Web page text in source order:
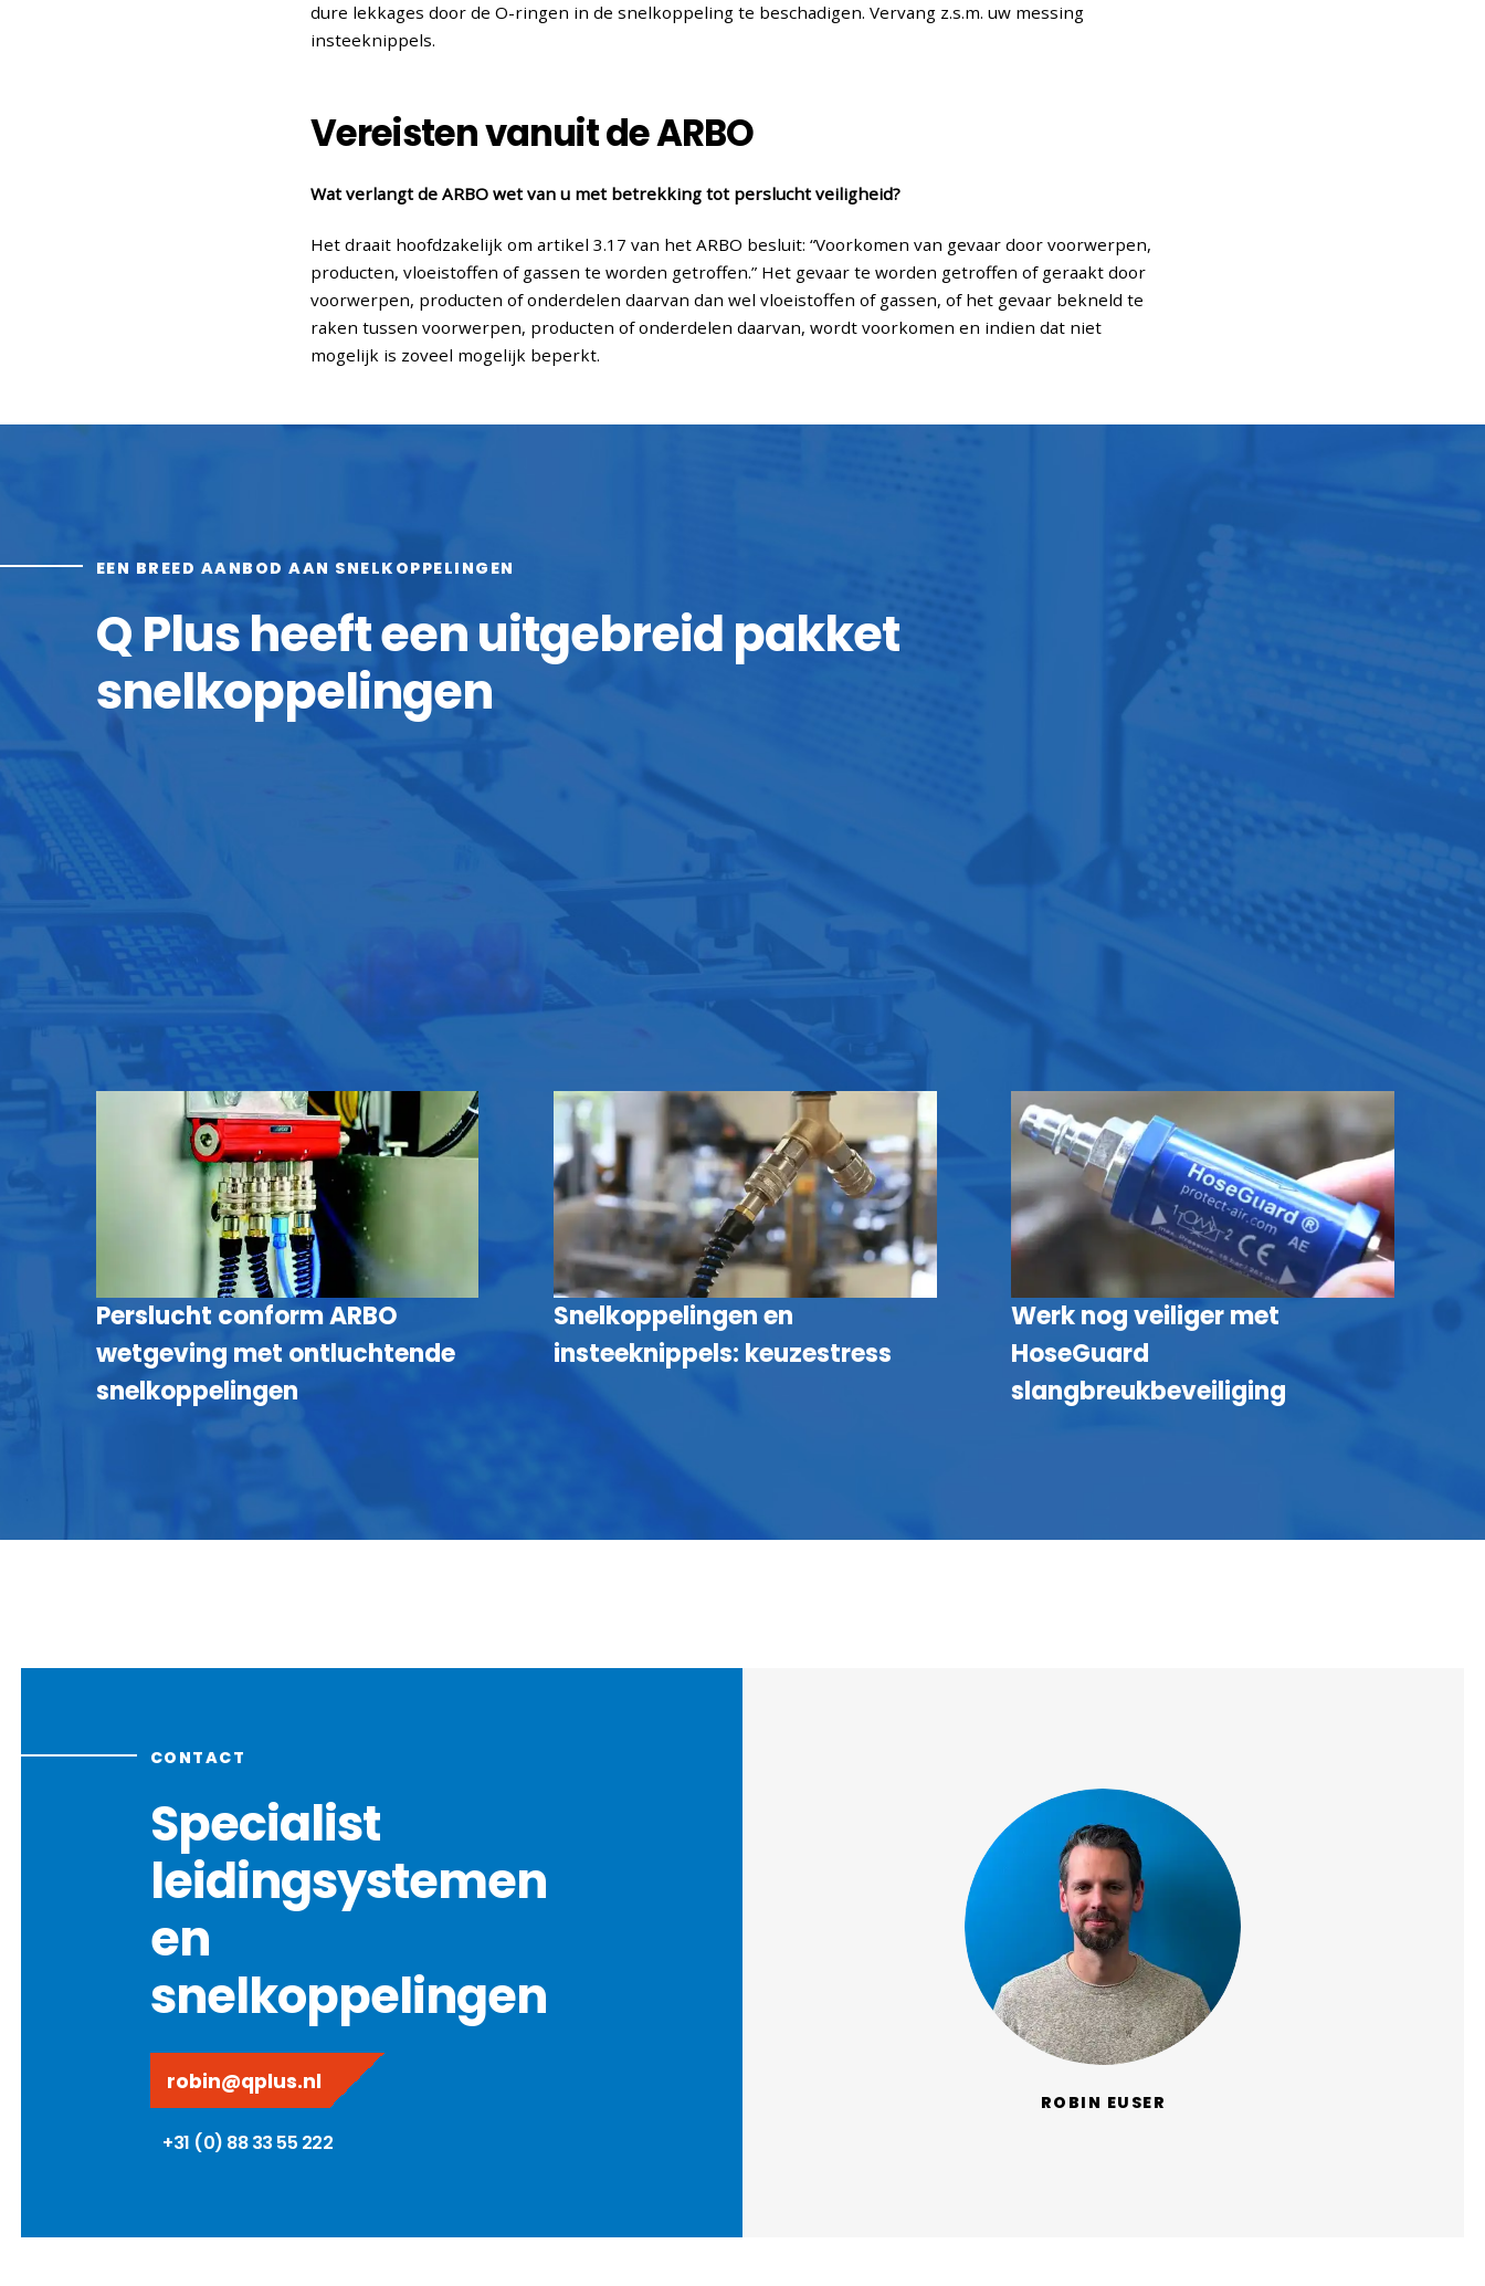
dure lekkages door de O-ringen in de snelkoppeling te beschadigen. Vervang z.s.m. uw messing
insteeknippels.
Vereisten vanuit de ARBO
Wat verlangt de ARBO wet van u met betrekking tot perslucht veiligheid?
Het draait hoofdzakelijk om artikel 3.17 van het ARBO besluit: “Voorkomen van gevaar door voorwerpen,
producten, vloeistoffen of gassen te worden getroffen.” Het gevaar te worden getroffen of geraakt door
voorwerpen, producten of onderdelen daarvan dan wel vloeistoffen of gassen, of het gevaar bekneld te
raken tussen voorwerpen, producten of onderdelen daarvan, wordt voorkomen en indien dat niet
mogelijk is zoveel mogelijk beperkt.
EEN BREED AANBOD AAN SNELKOPPELINGEN
Q Plus heeft een uitgebreid pakket
snelkoppelingen
Perslucht conform ARBO
wetgeving met ontluchtende
snelkoppelingen
Snelkoppelingen en
insteeknippels: keuzestress
Werk nog veiliger met
HoseGuard
slangbreukbeveiliging
CONTACT
Specialist
leidingsystemen
en
snelkoppelingen
robin@qplus.nl
+31 (0) 88 33 55 222
ROBIN EUSER